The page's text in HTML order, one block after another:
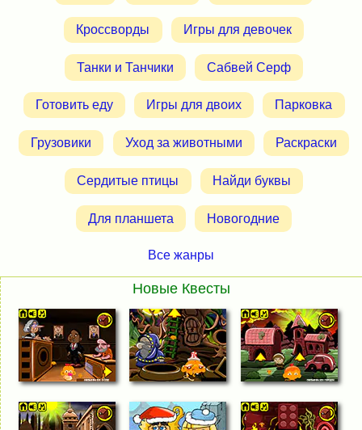
Кроссворды Игры для девочек
Танки и Танчики Сабвей Серф
Готовить еду Игры для двоих Парковка
Грузовики Уход за животными Раскраски
Сердитые птицы Найди буквы
Для планшета Новогодние
Все жанры
Новые Квесты